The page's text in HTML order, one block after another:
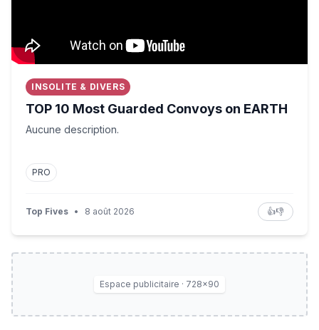
INSOLITE & DIVERS
TOP 10 Most Guarded Convoys on EARTH
Aucune description.
PRO
Top Fives • 8 août 2026 👍👎
Espace publicitaire · 728×90